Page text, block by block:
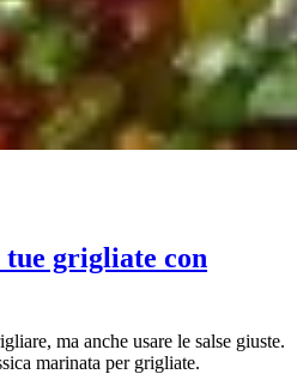
grigliate con
ma anche usare le salse giuste.
marinata per grigliate.